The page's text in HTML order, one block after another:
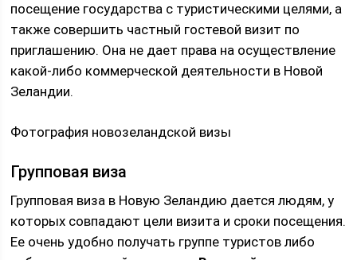
посещение государства с туристическими целями, а
также совершить частный гостевой визит по
приглашению. Она не дает права на осуществление
какой-либо коммерческой деятельности в Новой
Зеландии.
Фотография новозеландской визы
Групповая виза
Групповая виза в Новую Зеландию дается людям, у
которых совпадают цели визита и сроки посещения.
Ее очень удобно получать группе туристов либо